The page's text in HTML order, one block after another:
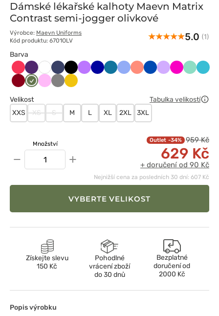
Dámské lékařské kalhoty Maevn Matrix
Contrast semi-jogger olivkové
Výrobce: Maevn Uniforms
Kód produktu: 6701OLV
5.0 (1)
Barva
Arbuzowy
Bakłażanowy
Biały Ciemny
granat
CzarnyFioletowyGranatowy
KaraibskiKlasyczny
KoralowyKrólewskiLawendowy
Malinowy
Miętowy
Oberżyna
Wiśniowy
Oliwkowy
Różowy
Szary Żółty
Velikost
Tabulka velikostí
XXS
XS S M L XL 2XL 3XL
Množství
− +
-34% 959 Kč
629 Kč
+ doručení od 90 Kč
Nejnižší cena za posledních 30 dní: 607 Kč
VYBERTE VELIKOST
Získejte slevu
150 Kč
Pohodlné
vrácení zboží
do 30 dnů
Bezplatné
doručení od
2000 Kč
Popis výrobku